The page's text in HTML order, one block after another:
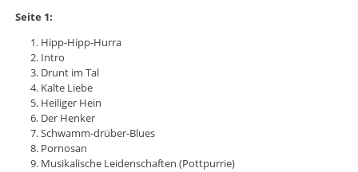
Seite 1:
Hipp-Hipp-Hurra
Intro
Drunt im Tal
Kalte Liebe
Heiliger Hein
Der Henker
Schwamm-drüber-Blues
Pornosan
Musikalische Leidenschaften (Pottpurrie)